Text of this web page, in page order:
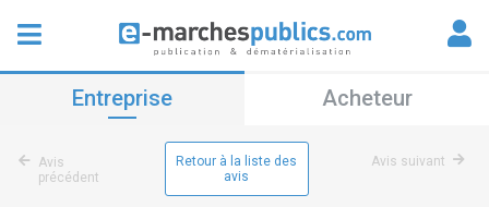
Entreprise Acheteur
Avis
précédent
Retour à la liste des
avis
Avis suivant